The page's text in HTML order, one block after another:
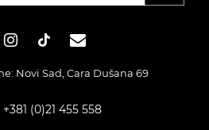
Novi Sad, Cara Dušana 69
+381 (0)21 455 558